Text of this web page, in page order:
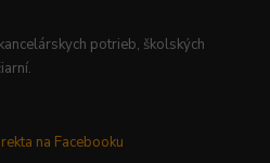
potrieb, školských